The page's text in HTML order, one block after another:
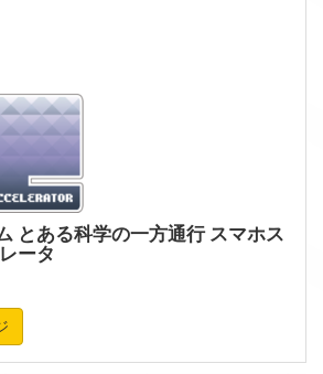
とある科学の一方通行 スマホス
ータ